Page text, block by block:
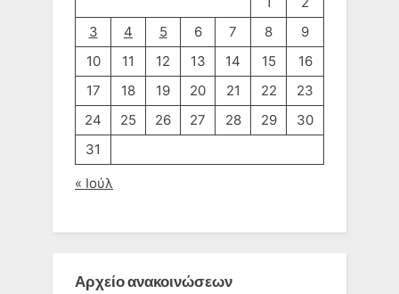
3
4 5 6 7 8
9
10
11 12 13 14 15
16
17
18 19 20 21 22
23
24
25 26 27 28 29
30
31
« Ιούλ
Αρχείο ανακοινώσεων